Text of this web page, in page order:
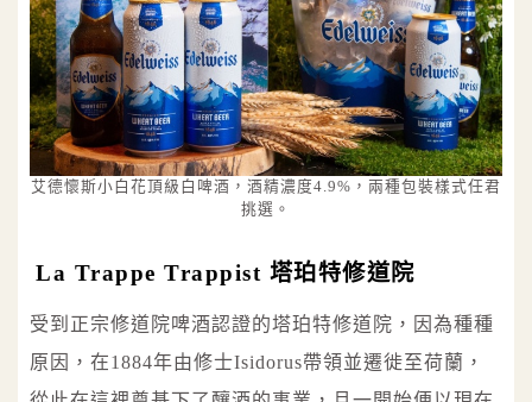
艾德懷斯小白花頂級白啤酒，酒精濃度4.9%，兩種包裝樣式任君
挑選。
La Trappe Trappist 塔珀特修道院
受到正宗修道院啤酒認證的塔珀特修道院，因為種種
原因，在1884年由修士Isidorus帶領並遷徙至荷蘭，